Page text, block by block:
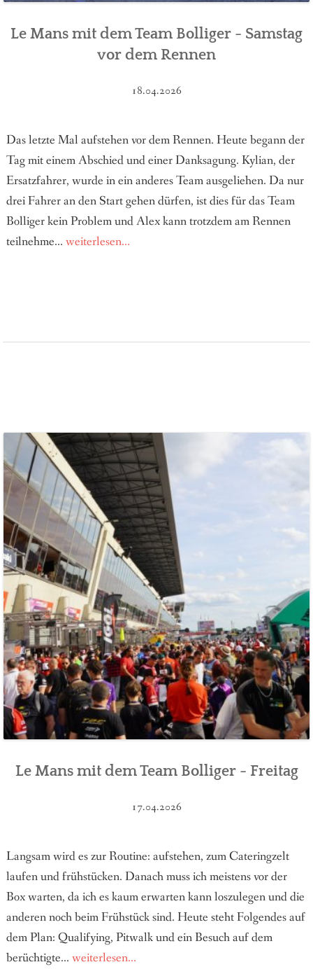
Le Mans mit dem Team Bolliger - Samstag
vor dem Rennen
18.04.2026
Das letzte Mal aufstehen vor dem Rennen. Heute begann der
Tag mit einem Abschied und einer Danksagung. Kylian, der
Ersatzfahrer, wurde in ein anderes Team ausgeliehen. Da nur
drei Fahrer an den Start gehen dürfen, ist dies für das Team
Bolliger kein Problem und Alex kann trotzdem am Rennen
teilnehme... weiterlesen...
Le Mans mit dem Team Bolliger - Freitag
17.04.2026
Langsam wird es zur Routine: aufstehen, zum Cateringzelt
laufen und frühstücken. Danach muss ich meistens vor der
Box warten, da ich es kaum erwarten kann loszulegen und die
anderen noch beim Frühstück sind. Heute steht Folgendes auf
dem Plan: Qualifying, Pitwalk und ein Besuch auf dem
berüchtigte... weiterlesen...